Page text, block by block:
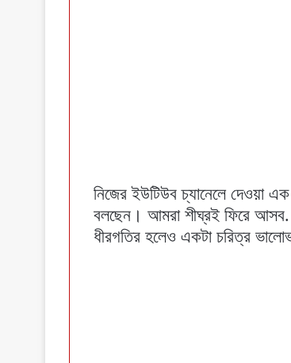
নিজের ইউটিউব চ্যানেলে দেওয়া এক
বলছেন। আমরা শীঘ্রই ফিরে
ধীরগতির হলেও একটা চরিত্র